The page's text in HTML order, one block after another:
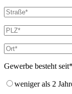
Gewerbe besteht seit*
weniger als 2